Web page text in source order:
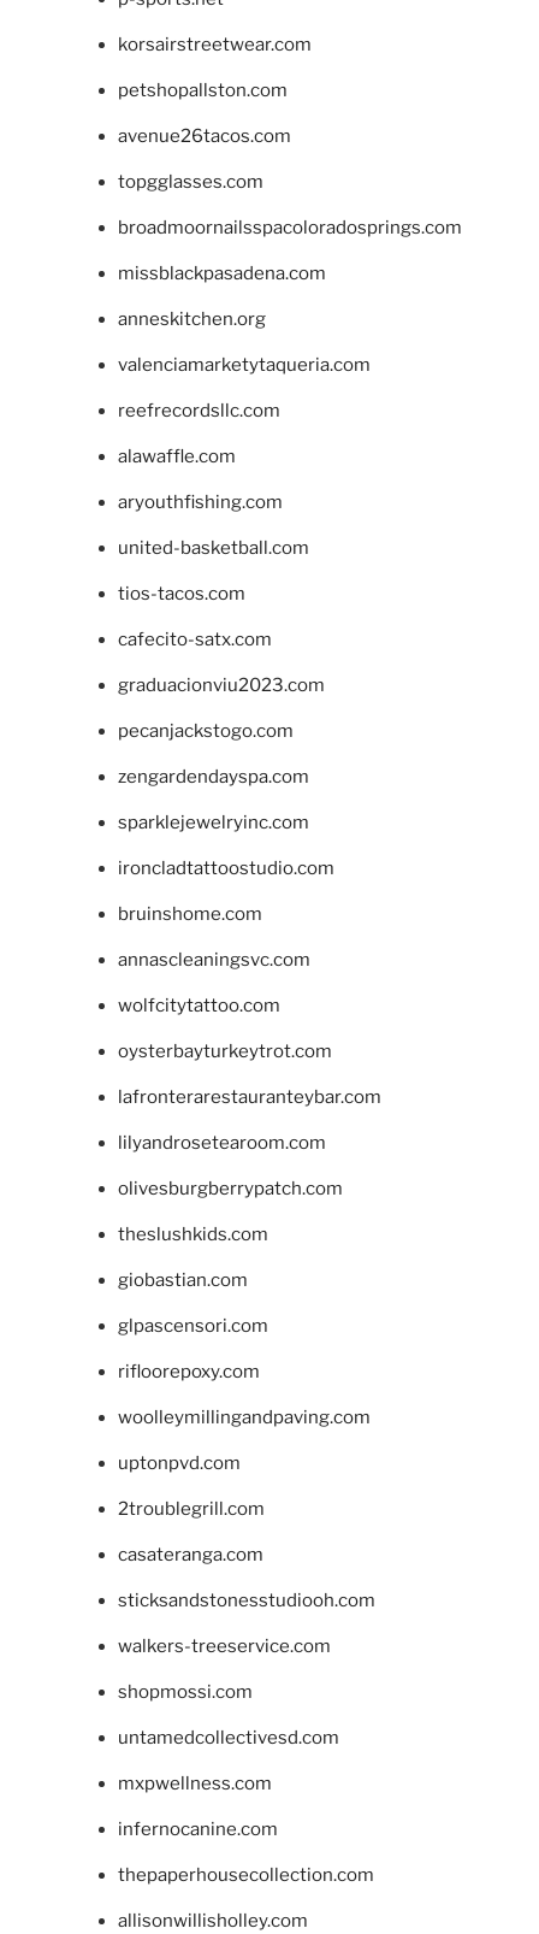
korsairstreetwear.com
petshopallston.com
avenue26tacos.com
topgglasses.com
broadmoornailsspacoloradosprings.com
missblackpasadena.com
anneskitchen.org
valenciamarketytaqueria.com
reefrecordsllc.com
alawaffle.com
aryouthfishing.com
united-basketball.com
tios-tacos.com
cafecito-satx.com
graduacionviu2023.com
pecanjackstogo.com
zengardendayspa.com
sparklejewelryinc.com
ironcladtattoostudio.com
bruinshome.com
annascleaningsvc.com
wolfcitytattoo.com
oysterbayturkeytrot.com
lafronterarestauranteybar.com
lilyandrosetearoom.com
olivesburgberrypatch.com
theslushkids.com
giobastian.com
glpascensori.com
rifloorepoxy.com
woolleymillingandpaving.com
uptonpvd.com
2troublegrill.com
casateranga.com
sticksandstonesstudiooh.com
walkers-treeservice.com
shopmossi.com
untamedcollectivesd.com
mxpwellness.com
infernocanine.com
thepaperhousecollection.com
allisonwillisholley.com